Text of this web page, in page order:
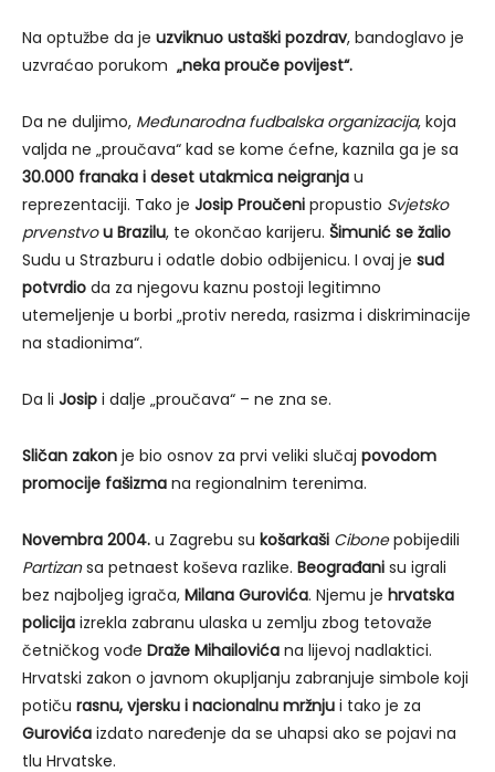
Na optužbe da je uzviknuo ustaški pozdrav, bandoglavo je
uzvraćao porukom „neka prouče povijest“.
Da ne duljimo, Međunarodna fudbalska organizacija, koja
valjda ne „proučava“ kad se kome ćefne, kaznila ga je sa
30.000 franaka i deset utakmica neigranja u
reprezentaciji. Tako je Josip Proučeni propustio Svjetsko
prvenstvo u Brazilu, te okončao karijeru. Šimunić se žalio
Sudu u Strazburu i odatle dobio odbijenicu. I ovaj je sud
potvrdio da za njegovu kaznu postoji legitimno
utemeljenje u borbi „protiv nereda, rasizma i diskriminacije
na stadionima“.
Da li Josip i dalje „proučava“ – ne zna se.
Sličan zakon je bio osnov za prvi veliki slučaj povodom
promocije fašizma na regionalnim terenima.
Novembra 2004. u Zagrebu su košarkaši Cibonepobijedili
Partizansa petnaest koševa razlike. Beograđani su igrali
bez najboljeg igrača, Milana Gurovića. Njemu je hrvatska
policija izrekla zabranu ulaska u zemlju zbog tetovaže
četničkog vođe Draže Mihailovića na lijevoj nadlaktici.
Hrvatski zakon o javnom okupljanju zabranjuje simbole koji
potiču rasnu, vjersku i nacionalnu mržnju i tako je za
Gurovića izdato naređenje da se uhapsi ako se pojavi na
tlu Hrvatske.